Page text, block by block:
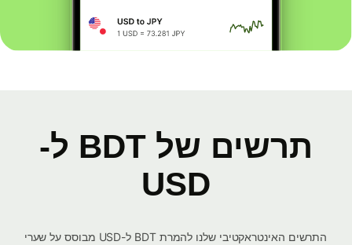
תרשים של BDT ל-
USD
התרשים האינטראקטיבי שלנו להמרת BDT ל-USD מבוסס על שערי